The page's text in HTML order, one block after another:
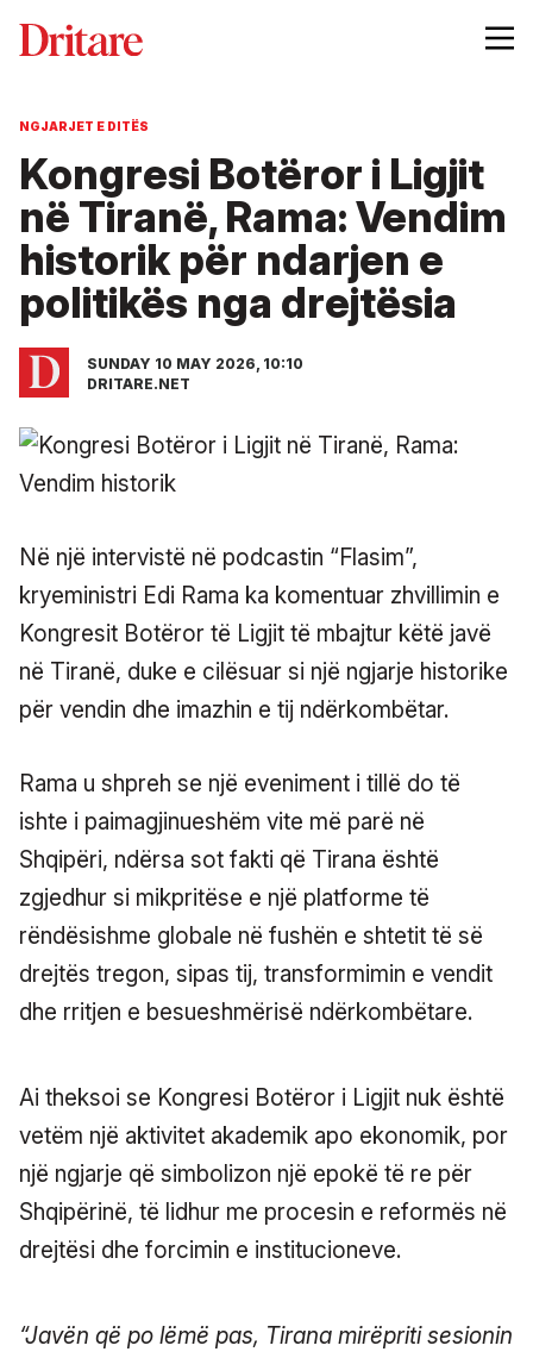
NGJARJET E DITËS
Kongresi Botëror i Ligjit
në Tiranë, Rama: Vendim
historik për ndarjen e
politikës nga drejtësia
SUNDAY 10 MAY 2026, 10:10
DRITARE.NET
Në një intervistë në podcastin “Flasim”,
kryeministri Edi Rama ka komentuar zhvillimin e
Kongresit Botëror të Ligjit të mbajtur këtë javë
në Tiranë, duke e cilësuar si një ngjarje historike
për vendin dhe imazhin e tij ndërkombëtar.
Rama u shpreh se një eveniment i tillë do të
ishte i paimagjinueshëm vite më parë në
Shqipëri, ndërsa sot fakti që Tirana është
zgjedhur si mikpritëse e një platforme të
rëndësishme globale në fushën e shtetit të së
drejtës tregon, sipas tij, transformimin e vendit
dhe rritjen e besueshmërisë ndërkombëtare.
Ai theksoi se Kongresi Botëror i Ligjit nuk është
vetëm një aktivitet akademik apo ekonomik, por
një ngjarje që simbolizon një epokë të re për
Shqipërinë, të lidhur me procesin e reformës në
drejtësi dhe forcimin e institucioneve.
“Javën që po lëmë pas, Tirana mirëpriti sesionin